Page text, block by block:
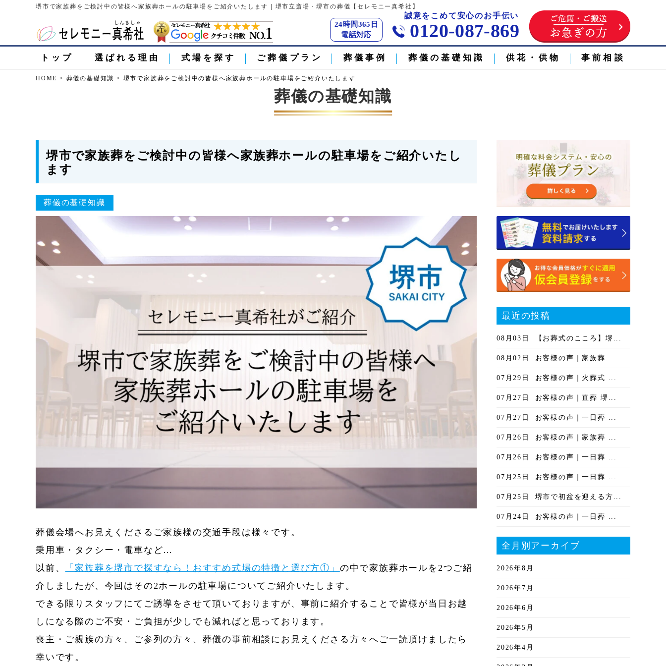
堺市で家族葬をご検討中の皆様へ家族葬ホールの駐車場をご紹介いたします | 堺市立斎場・堺市の葬儀【セレモニー真希社】
誠意をこめて安心のお手伝い
24時間365日
電話対応
0120-087-869
トップ 選ばれる理由 式場を探す ご葬儀プラン 葬儀事例 葬儀の基礎知識 供花・供物 事前相談
HOME > 葬儀の基礎知識 > 堺市で家族葬をご検討中の皆様へ家族葬ホールの駐車場をご紹介いたします
葬儀の基礎知識
堺市で家族葬をご検討中の皆様へ家族葬ホールの駐車場をご紹介いたし
ます
葬儀の基礎知識
葬儀会場へお見えくださるご家族様の交通手段は様々です。
乗用車・タクシー・電車など…
以前、
「家族葬を堺市で探すなら！おすすめ式場の特徴と選び方①」 の中で家族葬ホールを2つご紹
介しましたが、今回はその2ホールの駐車場についてご紹介いたします。
できる限りスタッフにてご誘導をさせて頂いておりますが、事前に紹介することで皆様が当日お越
しになる際のご不安・ご負担が少しでも減ればと思っております。
喪主・ご親族の方々、ご参列の方々、葬儀の事前相談にお見えくださる方々へご一読頂けましたら
幸いです。
最近の投稿
08月03日 【お葬式のこころ】堺...
08月02日 お客様の声｜家族葬 ...
07月29日 お客様の声｜火葬式 ...
07月27日 お客様の声｜直葬 堺...
07月27日 お客様の声｜一日葬 ...
07月26日 お客様の声｜家族葬 ...
07月26日 お客様の声｜一日葬 ...
07月25日 お客様の声｜一日葬 ...
07月25日 堺市で初盆を迎える方...
07月24日 お客様の声｜一日葬 ...
全月別アーカイブ
2026年8月
2026年7月
2026年6月
2026年5月
2026年4月